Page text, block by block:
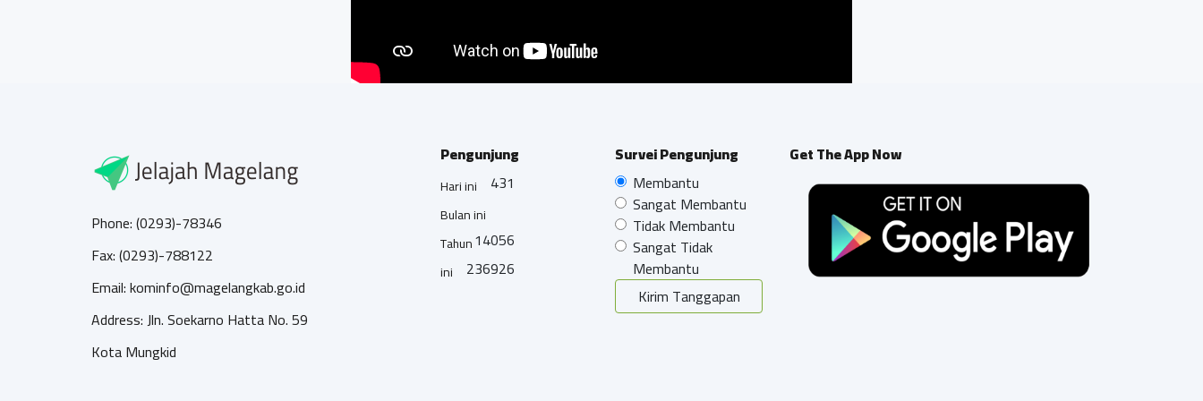
Phone: (0293)-78346
Fax: (0293)-788122
Email: kominfo@magelangkab.go.id
Address: Jln. Soekarno Hatta No. 59
Kota Mungkid
Pengunjung
Hari ini 431
Bulan ini
14056
Tahun
ini
236926
Survei Pengunjung
Membantu
Sangat Membantu
Tidak Membantu
Sangat Tidak
Membantu
Kirim Tanggapan
Get The App Now